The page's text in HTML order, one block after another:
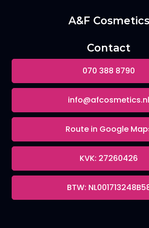
A&F Cosmetics
Contact
070 388 8790
info@afcosmetics.nl
Route in Google
KVK: 27260426
BTW: